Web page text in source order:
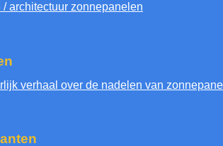
/ architectuur zonnepanelen
verhaal over de nadelen van